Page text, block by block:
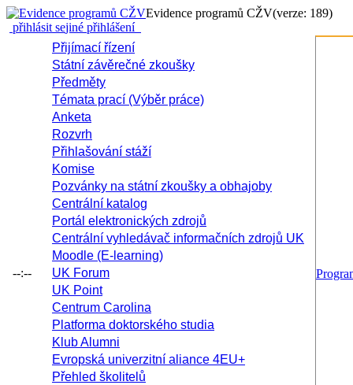
Evidence programů CŽV(verze: 189)
přihlásit sejiné přihlášení
--:--
Přijímací řízení
Státní závěrečné zkoušky
Předměty
Témata prací (Výběr práce)
Anketa
Rozvrh
Přihlašování stáží
Komise
Pozvánky na státní zkoušky a obhajoby
Centrální katalog
Portál elektronických zdrojů
Centrální vyhledávač informačních zdrojů UK
Moodle (E-learning)
UK Forum
UK Point
Centrum Carolina
Platforma doktorského studia
Klub Alumni
Evropská univerzitní aliance 4EU+
Přehled školitelů